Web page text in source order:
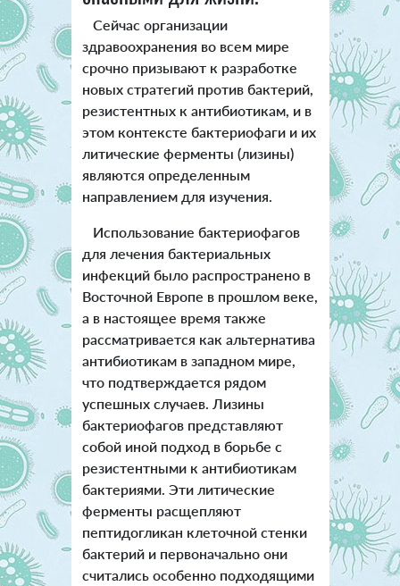
Сейчас организации
здравоохранения во всем мире
срочно призывают к разработке
новых стратегий против бактерий,
резистентных к антибиотикам, и в
этом контексте бактериофаги и их
литические ферменты (лизины)
являются определенным
направлением для изучения.
Использование бактериофагов
для лечения бактериальных
инфекций было распространено в
Восточной Европе в прошлом веке,
а в настоящее время также
рассматривается как альтернатива
антибиотикам в западном мире,
что подтверждается рядом
успешных случаев. Лизины
бактериофагов представляют
собой иной подход в борьбе с
резистентными к антибиотикам
бактериями. Эти литические
ферменты расщепляют
пептидогликан клеточной стенки
бактерий и первоначально они
считались особенно подходящими